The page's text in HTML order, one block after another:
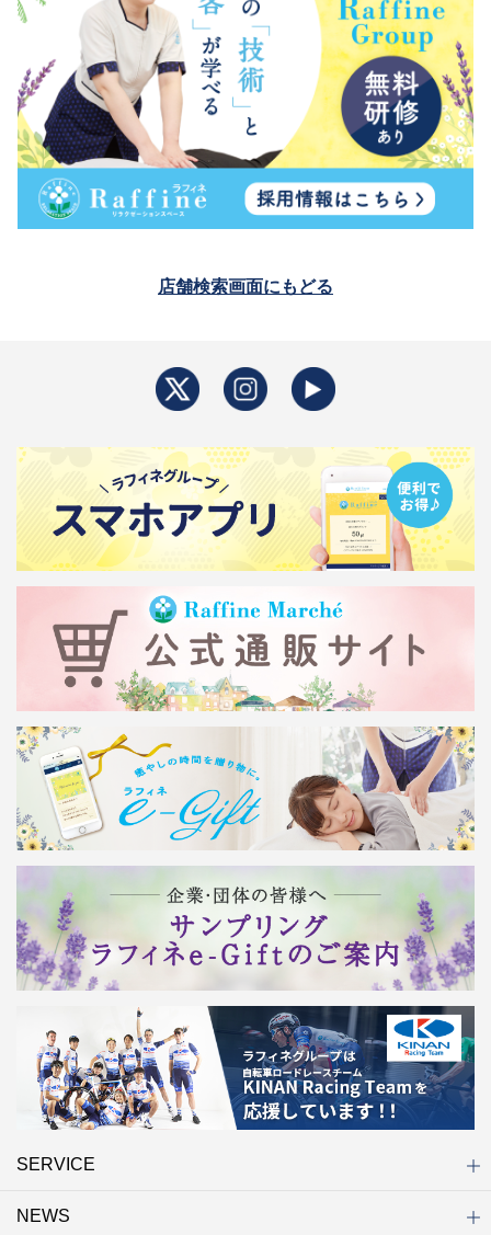
店舗検索画面にもどる
SERVICE
初めての方へ
店舗検索
キャンペーン
ラフィネ マルシェ（通販サイト）
WEB予約
よくある質問（Q&A）
サイトマップ
NEWS